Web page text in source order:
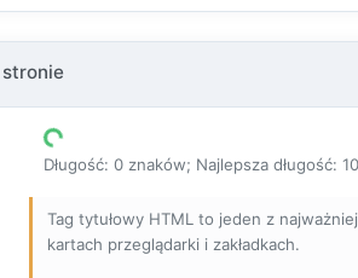
Długość: 0 znaków; Najlepsza długość:
Tag tytułowy HTML to jeden z
kartach przeglądarki i zakładkach.